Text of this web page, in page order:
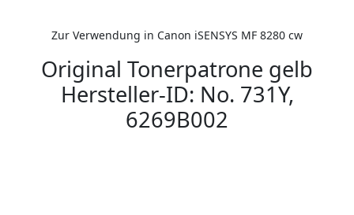
Zur Verwendung in Canon iSENSYS MF 8280 cw
Original Tonerpatrone gelb
Hersteller-ID: No. 731Y,
6269B002